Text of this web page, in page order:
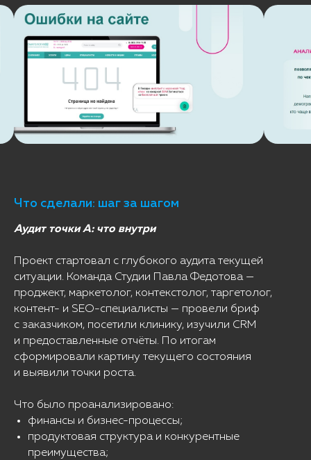
Что сделали: шаг за шагом
Аудит точки А: что внутри
Проект стартовал с глубокого аудита текущей
ситуации. Команда Студии Павла Федотова —
проджект, маркетолог, контекстолог, таргетолог,
контент- и SEO-специалисты — провели бриф
с заказчиком, посетили клинику, изучили CRM
и предоставленные отчёты. По итогам
сформировали картину текущего состояния
и выявили точки роста.
Что было проанализировано:
финансы и бизнес-процессы;
продуктовая структура и конкурентные
преимущества;